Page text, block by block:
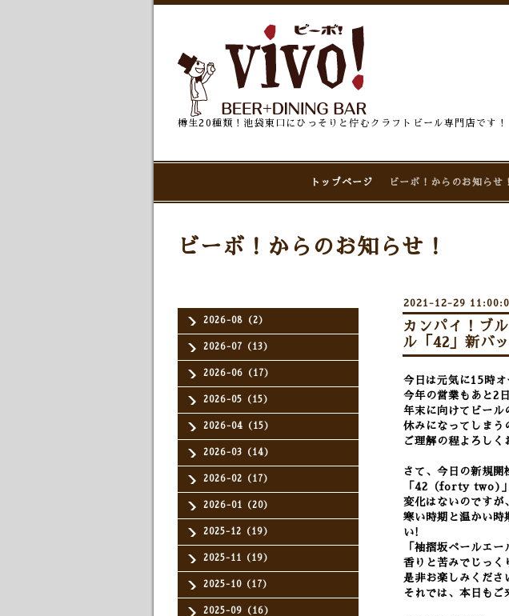
樽生20種類！池袋東口にひっそりと佇むクラフトビール専門店です！
トップページ ビーボ！からのお知らせ！
2026-08（2）
2026-07（13）
2026-06（17）
2026-05（15）
2026-04（15）
2026-03（14）
2026-02（17）
2026-01（20）
2025-12（19）
2025-11（19）
2025-10（17）
2025-09（16）
ビーボ！からのお知らせ！
2021-12-29
カンパイ！ブ
ル「42」新バ
今日は元気に15時
今年の営業もあと2日
年末に向けてビール
休みになってしまう
ご理解の程よろしく
さて、今日の新規開
「42（forty two)
変化はないのですが
寒い時期と温かい時
い!
「袖摺坂ペールエ
香りと苦みでじっく
是非お楽しみくださ
それでは、本日もご